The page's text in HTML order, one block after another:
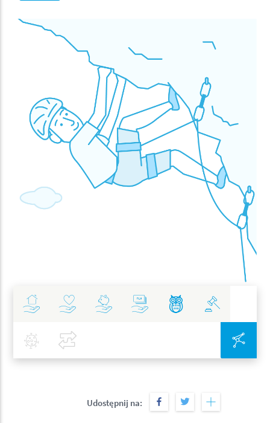
Udostępnij na:
UbezpieczeniaZdrowie Inwestycje Bankowość Najlepsze Praktyki
Covid-19